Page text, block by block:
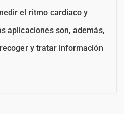
el ritmo cardiaco y
aplicaciones son, además,
y tratar información